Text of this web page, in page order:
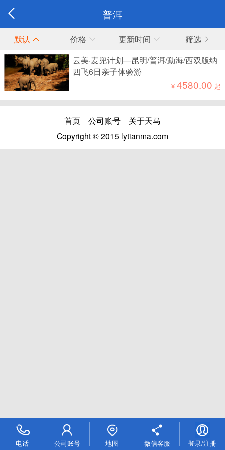
普洱
默认 价格 更新时间
筛选
云美·麦兜计划—昆明/普洱/勐海/西双版纳
四飞6日亲子体验游
¥4580.00 起
首页 公司账号
关于天马
Copyright © 2015 lytianma.com
电话 公司账号 地图 微信客服 登录/注册